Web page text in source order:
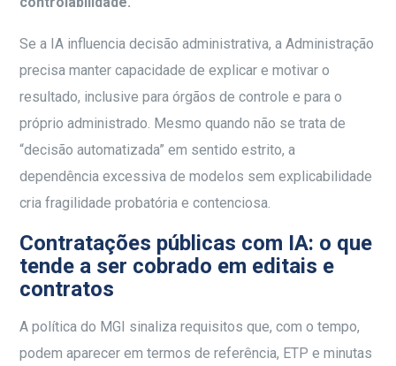
Se a IA influencia decisão administrativa, a Administração
precisa manter capacidade de explicar e motivar o
resultado, inclusive para órgãos de controle e para o
próprio administrado. Mesmo quando não se trata de
“decisão automatizada” em sentido estrito, a
dependência excessiva de modelos sem explicabilidade
cria fragilidade probatória e contenciosa.
Contratações públicas com IA: o que
tende a ser cobrado em editais e
contratos
A política do MGI sinaliza requisitos que, com o tempo,
podem aparecer em termos de referência, ETP e minutas